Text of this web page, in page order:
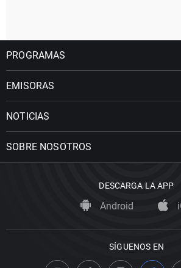
PROGRAMAS
EMISORAS
NOTICIAS
SOBRE NOSOTROS
DESCARGA LA APP
Android
SÍGUENOS EN